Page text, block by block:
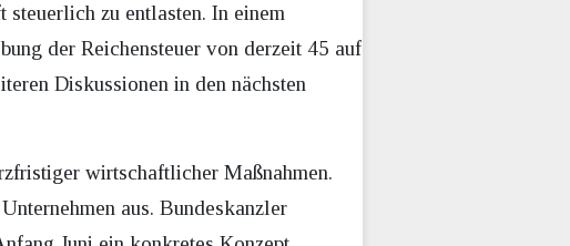
steuerlich zu entlasten. In einem
der Reichensteuer von derzeit 45 auf
Diskussionen in den nächsten
wirtschaftlicher Maßnahmen.
aus. Bundeskanzler